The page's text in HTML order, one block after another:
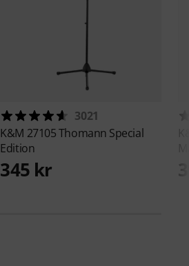
3021
K&M 27105 Thomann Special
Edition
345 kr